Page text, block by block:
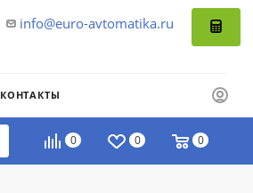
info@euro-avtomatika.ru
КОНТАКТЫ
0 0 0